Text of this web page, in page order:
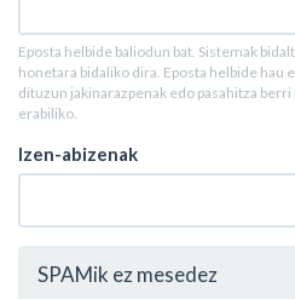
Eposta helbide baliodun bat. Sistemak
honetara bidaliko dira. Eposta helbide hau
dituzun jakinarazpenak edo pasahitza
erabiliko.
Izen-abizenak
SPAMik ez mesedez